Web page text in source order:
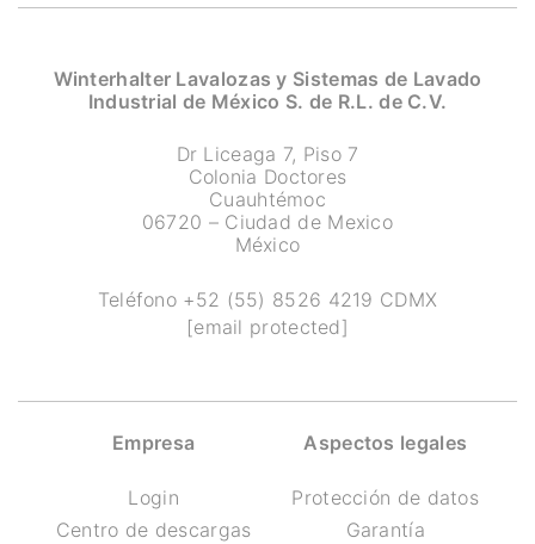
Winterhalter Lavalozas y Sistemas de Lavado
Industrial de México S. de R.L. de C.V.
Dr Liceaga 7, Piso 7
Colonia Doctores
Cuauhtémoc
06720 – Ciudad de Mexico
México
Teléfono +52 (55) 8526 4219 CDMX
[email protected]
Empresa
Login
Centro de descargas
Aspectos legales
Protección de datos
Garantía